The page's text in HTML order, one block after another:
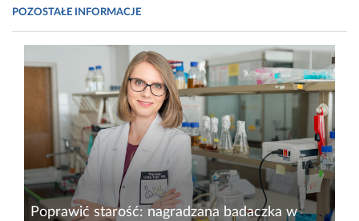
POZOSTAŁE INFORMACJE
Poprawić starość: nagradzana badaczka w